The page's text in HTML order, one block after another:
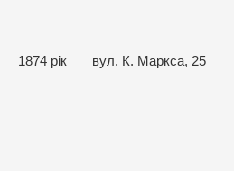
1874 рік вул. К. Маркса, 25